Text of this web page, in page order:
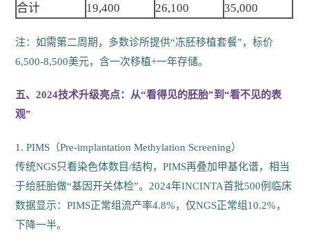
合计 19,400 26,100 35,000
注：如需第二周期，多数诊所提供“冻胚移植套餐”，标价
6,500-8,500美元，含一次移植+一年存储。
五、2024技术升级亮点：从“看得见的胚胎”到“看不见的表
观”
1. PIMS（Pre-implantation Methylation Screening）
传统NGS只看染色体数目/结构，PIMS再叠加甲基化谱，相当
于给胚胎做“基因开关体检”。2024年INCINTA首批500例临床
数据显示：PIMS正常组流产率4.8%，仅NGS正常组10.2%，
下降一半。